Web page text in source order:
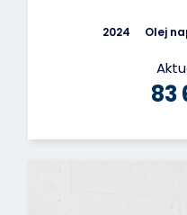
2024 Olej
83